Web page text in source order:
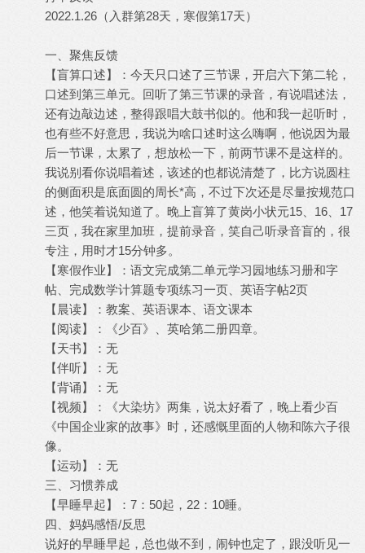
2022.1.26（入群第28天，寒假第17天）
一、聚焦反馈
【盲算口述】：今天只口述了三节课，开启六下第二轮，
口述到第三单元。回听了第三节课的录音，有说唱述法，
还有边敲边述，整得跟唱大鼓书似的。他和我一起听时，
也有些不好意思，我说为啥口述时这么嗨啊，他说因为最
后一节课，太累了，想放松一下，前两节课不是这样的。
我说别看你说唱着述，该述的也都说清楚了，比方说圆柱
的侧面积是底面圆的周长*高，不过下次还是尽量按规范口
述，他笑着说知道了。晚上盲算了黄岗小状元15、16、17
三页，我在家里加班，提前录音，笑自己听录音盲的，很
专注，用时才15分钟多。
【寒假作业】：语文完成第二单元学习园地练习册和字
帖、完成数学计算题专项练习一页、英语字帖2页
【晨读】：教案、英语课本、语文课本
【阅读】：《少百》、英哈第二册四章。
【天书】：无
【伴听】：无
【背诵】：无
【视频】：《大染坊》两集，说太好看了，晚上看少百
《中国企业家的故事》时，还感慨里面的人物和陈六子很
像。
【运动】：无
三、习惯养成
【早睡早起】：7：50起，22：10睡。
四、妈妈感悟/反思
说好的早睡早起，总也做不到，闹钟也定了，跟没听见一